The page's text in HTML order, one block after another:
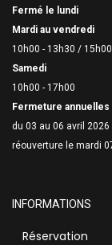
Fermé le lundi
Mardi au vendredi
10h00 - 13h30 /
Samedi
10h00 - 17h00
Fermeture annuelles
du 03 au 06 avril 2026
réouverture le mardi
INFORMATIONS
Réservation